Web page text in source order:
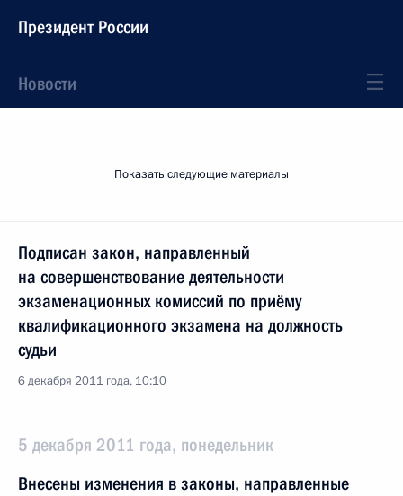
Президент России
Новости
Показать следующие материалы
Подписан закон, направленный
на совершенствование деятельности
экзаменационных комиссий по приёму
квалификационного экзамена на должность
судьи
6 декабря 2011 года, 10:10
5 декабря 2011 года, понедельник
Внесены изменения в законы, направленные